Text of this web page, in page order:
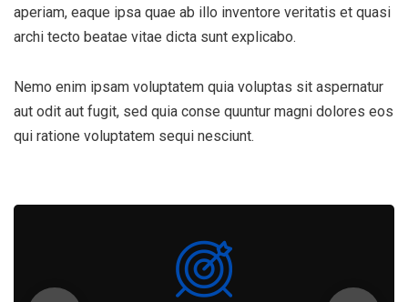
aperiam, eaque ipsa quae ab illo inventore veritatis et quasi
archi tecto beatae vitae dicta sunt explicabo.
Nemo enim ipsam voluptatem quia voluptas sit aspernatur
aut odit aut fugit, sed quia conse quuntur magni dolores eos
qui ratione voluptatem sequi nesciunt.